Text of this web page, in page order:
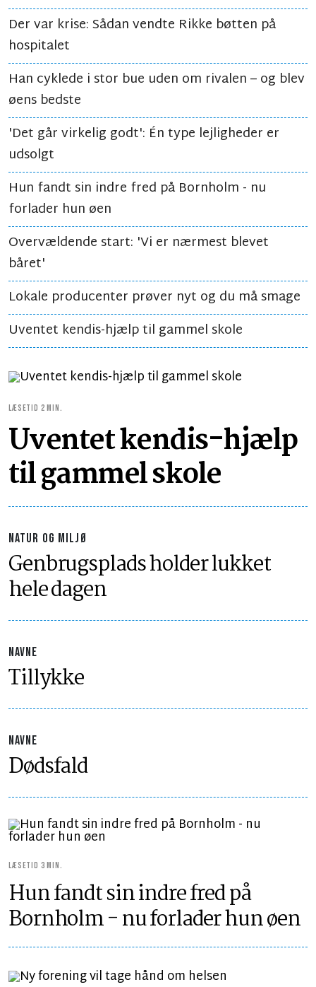
Der var krise: Sådan vendte Rikke bøtten på
hospitalet
Han cyklede i stor bue uden om rivalen – og blev
øens bedste
'Det går virkelig godt': Én type lejligheder er
udsolgt
Hun fandt sin indre fred på Bornholm - nu
forlader hun øen
Overvældende start: 'Vi er nærmest blevet
båret'
Lokale producenter prøver nyt og du må smage
Uventet kendis-hjælp til gammel skole
LÆSETID 2 MIN.
Uventet kendis-hjælp
til gammel skole
NATUR OG MILJØ
Genbrugsplads holder lukket
hele dagen
NAVNE
Tillykke
NAVNE
Dødsfald
LÆSETID 3 MIN.
Hun fandt sin indre fred på
Bornholm - nu forlader hun øen